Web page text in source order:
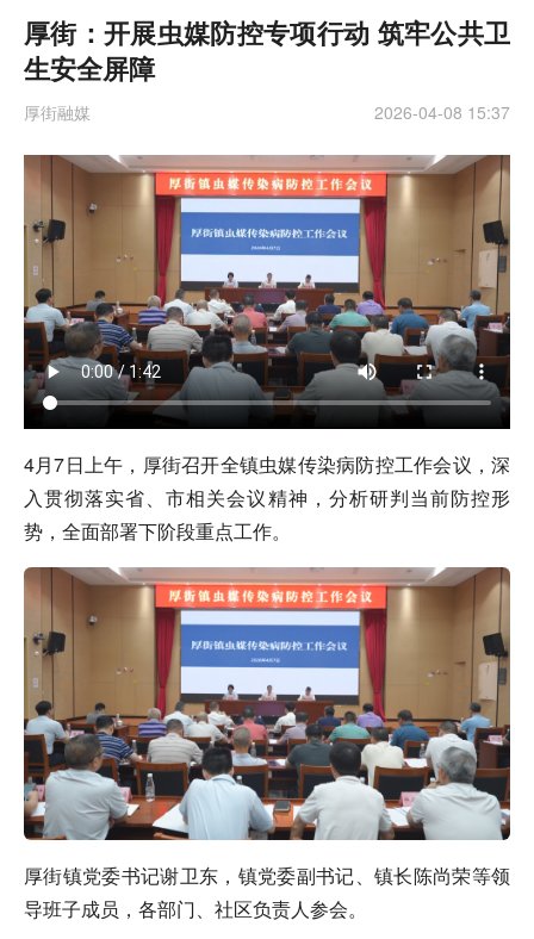
厚街：开展虫媒防控专项行动 筑牢公共卫
生安全屏障
厚街融媒 2026-04-08 15:37
4月7日上午，厚街召开全镇虫媒传染病防控工作会议，深
入贯彻落实省、市相关会议精神，分析研判当前防控形
势，全面部署下阶段重点工作。
厚街镇党委书记谢卫东，镇党委副书记、镇长陈尚荣等领
导班子成员，各部门、社区负责人参会。